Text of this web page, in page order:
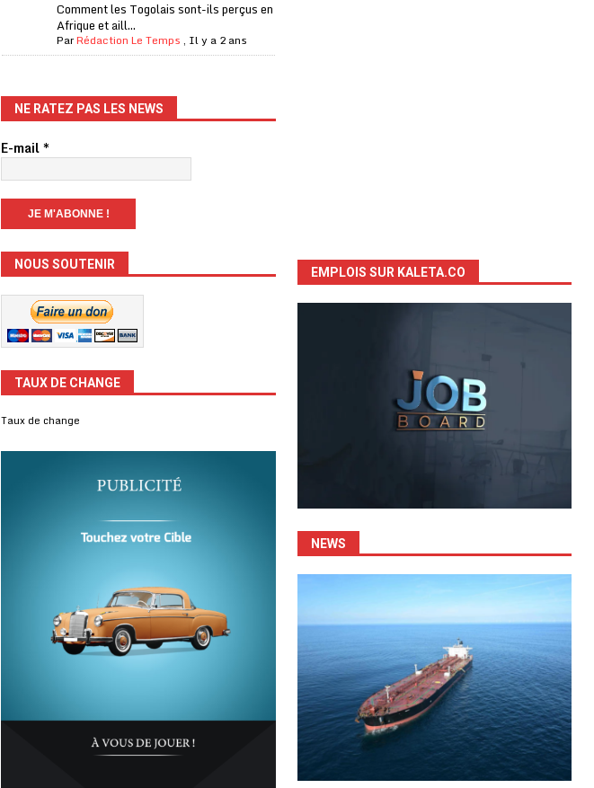
Comment les Togolais sont-ils perçus en
Afrique et aill...
ParRédaction Le Temps , Il y a 2 ans
NE RATEZ PAS LES NEWS
E-mail*
NOUS SOUTENIR
TAUX DE CHANGE
Taux de change
EMPLOIS SUR KALETA.CO
NEWS